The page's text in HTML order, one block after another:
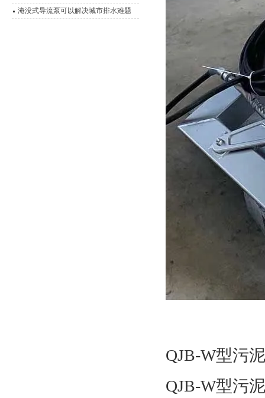
作用
淹没式导流泵可以解决城市排水难题
QJB-W型污
QJB-W型污